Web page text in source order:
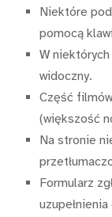
Niektóre
pomocą
W
widoczny.
Część
(większość
Na stronie
Formularz